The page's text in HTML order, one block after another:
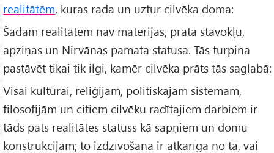
realitātēm, kuras rada un uztur cilvēka doma:
Šādām realitātēm nav matērijas, prāta stāvokļu,
apziņas un Nirvānas pamata statusa. Tās turpina
pastāvēt tikai tik ilgi, kamēr cilvēka prāts tās saglabā:
Visai kultūrai, reliģijām, politiskajām sistēmām,
filosofijām un citiem cilvēku radītajiem darbiem ir
tāds pats realitātes statuss kā sapņiem un domu
konstrukcijām; to izdzīvošana ir atkarīga no tā, vai